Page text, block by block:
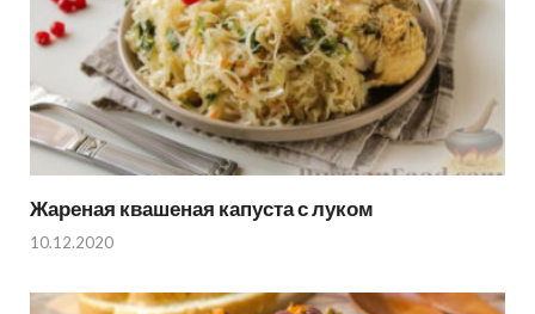
Жареная квашеная капуста с луком
10.12.2020